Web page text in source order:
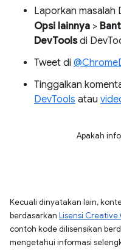
Laporkan masalah
Opsi lainnya >
DevToolsdi
Tweet di
Tinggalkan
DevTools atau
Apakah
Kecuali dinyatakan lain,
berdasarkan Lisensi Creative
contoh kode dilisensikan
mengetahui informasi